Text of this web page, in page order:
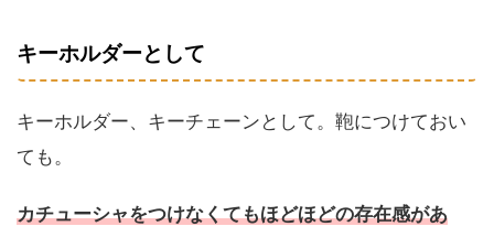
キーホルダーとして
キーホルダー、キーチェーンとして。鞄につけておい
ても。
カチューシャをつけなくてもほどほどの存在感があ